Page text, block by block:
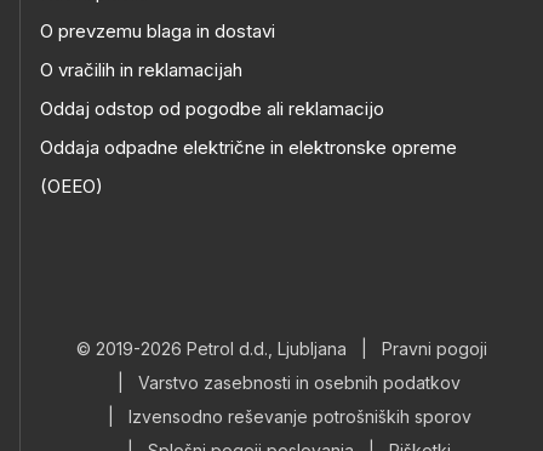
O prevzemu blaga in dostavi
O vračilih in reklamacijah
Oddaj odstop od pogodbe ali reklamacijo
Oddaja odpadne električne in elektronske opreme
(OEEO)
© 2019-2026 Petrol d.d., Ljubljana
Pravni pogoji
Varstvo zasebnosti in osebnih podatkov
Izvensodno reševanje potrošniških sporov